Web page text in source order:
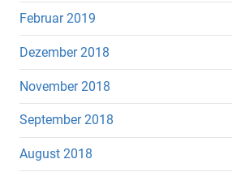
Februar 2019
Dezember 2018
November 2018
September 2018
August 2018